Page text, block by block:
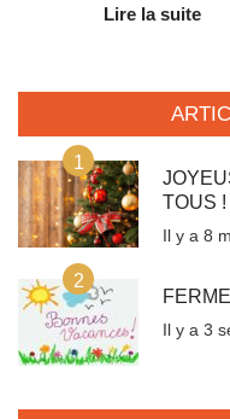
Lire la suite
1
TOUS !
Il y a 8
2
Il y a 3